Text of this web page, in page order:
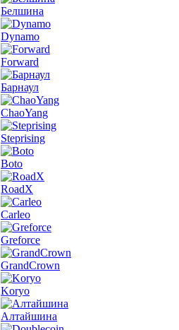
Белшина
Dynamo
Forward
Барнаул
ChaoYang
Steprising
Boto
RoadX
Carleo
Greforce
GrandCrown
Koryo
Алтайшина